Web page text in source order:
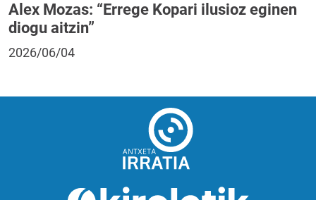
Alex Mozas: “Errege Kopari ilusioz eginen
diogu aitzin”
2026/06/04